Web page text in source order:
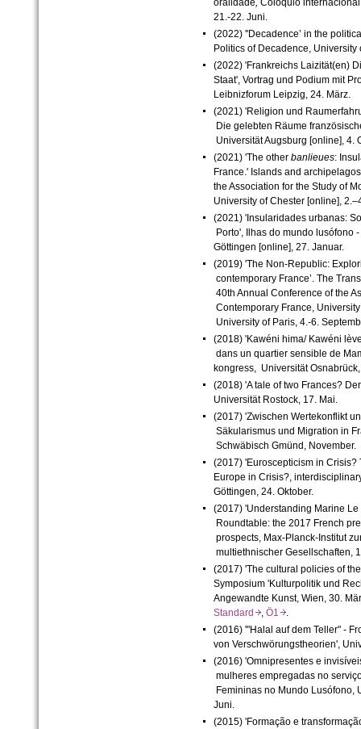
oralidade, Colóquio
21.-22. Juni.
(2022) ''Decadence’ in the
Politics of Decadence, University
(2022) 'Frankreichs Laizität(en)
Staat', Vortrag und Podium mit
Leibnizforum Leipzig, 24. März.
(2021) 'Religion und
Die gelebten Räume
Universität Augsburg [online], 4.
(2021) 'The other banlieues:
France.' Islands and
the Association for the Study of
University of Chester [online],
(2021) 'Insularidades urbanas:
Porto', Ilhas do mundo lusófono
Göttingen [online], 27. Januar.
(2019) 'The Non-Republic:
contemporary France’. The
40th Annual Conference of the
Contemporary France,
University of Paris, 4.-6.
(2018) 'Kawéni hima/ Kawéni
dans un quartier sensible de
kongress, Universität
(2018) 'A tale of two Frances?
Universität Rostock, 17. Mai.
(2017) 'Zwischen Wertekonflikt
Säkularismus und Migration in
Schwäbisch Gmünd, November.
(2017) 'Euroscepticism in
Europe in Crisis?,
Göttingen, 24. Oktober.
(2017) 'Understanding Marine
Roundtable: the 2017 French
prospects, Max-Planck-Institut
multiethnischer Gesellschaften,
(2017) 'The cultural policies of
Symposium 'Kulturpolitik und
Angewandte Kunst, Wien, 30.
Standard, Ö1.
(2016) '"Halal auf dem Teller" -
von Verschwörungstheorien',
(2016) 'Omnipresentes e
mulheres empregadas no
Femininas no Mundo Lusófono,
Juni.
(2015) 'Formação e